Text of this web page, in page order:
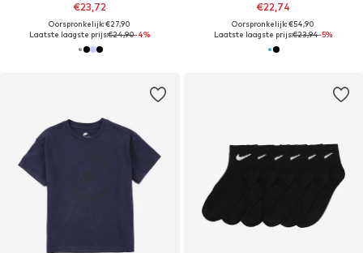
€23,72
Oorspronkelijk: €27,90
Laatste laagste prijs:€24,90-4%
€22,74
Oorspronkelijk: €54,90
Laatste laagste prijs:€23,94-5%